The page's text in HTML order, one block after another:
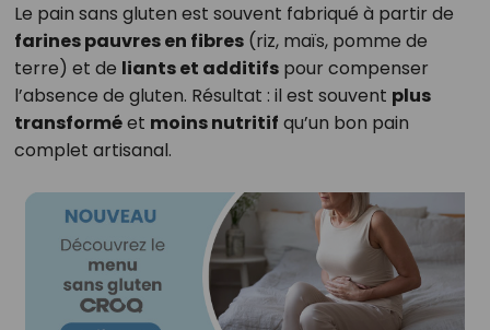
Le pain sans gluten est souvent fabriqué à partir de
farines pauvres en fibres(riz, maïs, pomme de
terre) et de liants et additifspour compenser
l’absence de gluten. Résultat : il est souvent plus
transforméet moins nutritif qu’un bon pain
complet artisanal.